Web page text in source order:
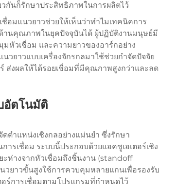
กันก็รักษาประสิทธิภาพในการผลิตไว้
อมแนวยาวช่วยให้เห็นว่าทำไมเทคนิคการ
านคุณภาพในยุคปัจจุบันได้ ผู้ปฏิบัติงานมนุษย์มี
มหัวเชื่อม และความยาวของอาร์กอย่าง
วยาวแบบเครื่องจักรกลมาใช้ช่วยกำจัดปัจจัย
ส่งผลให้ได้รอยเชื่อมที่มีคุณภาพสูงกว่าและลด
อัตโนมัติ
ตำแหน่งเชิงกลอย่างแม่นยำ ซึ่งรักษา
รเชื่อม ระบบนี้ประกอบด้วยแอคชูเอเตอร์เชิง
ะห่างจากหัวเชื่อมถึงชิ้นงาน (standoff
ยาวขั้นสูงใช้การควบคุมหลายแกนเพื่อรองรับ
ร์การเชื่อมตามโปรแกรมที่กำหนดไว้